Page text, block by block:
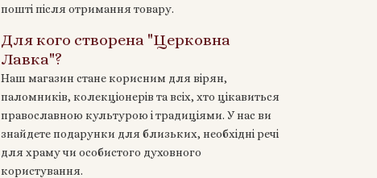
пошті після отримання товару.
Для кого створена "Церковна
Лавка"?
Наш магазин стане корисним для вірян,
паломників, колекціонерів та всіх, хто цікавиться
православною культурою і традиціями. У нас ви
знайдете подарунки для близьких, необхідні речі
для храму чи особистого духовного
користування.